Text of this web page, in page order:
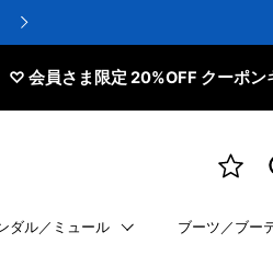
翌日配送：営
ま限定 20%OFF クーポンキャン
ダル／ミュール ブーツ／ブー